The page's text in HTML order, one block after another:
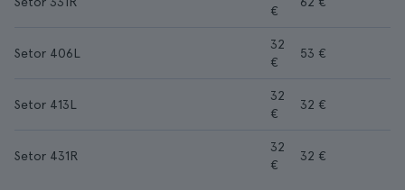
€
Setor 406L
32
€
53 €
Setor 413L
32
€
32 €
Setor 431R
32
€
32 €